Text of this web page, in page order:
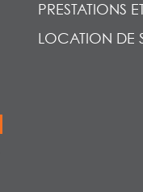
PRESTATIONS
LOCATION DE